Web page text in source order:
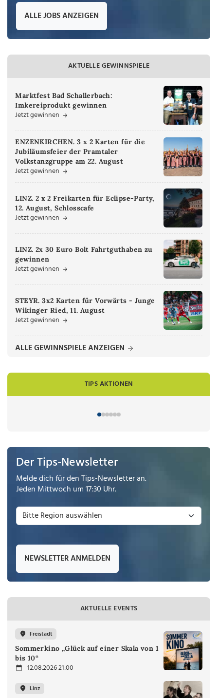
ALLE JOBS ANZEIGEN
AKTUELLE GEWINNSPIELE
Marktfest Bad Schallerbach:
Imkereiprodukt gewinnen
Jetzt gewinnen
ENZENKIRCHEN. 3 x 2 Karten für die
Jubiläumsfeier der Pramtaler
Volkstanzgruppe am 22. August
Jetzt gewinnen
LINZ. 2 x 2 Freikarten für Eclipse-Party,
12. August, Schlosscafe
Jetzt gewinnen
LINZ. 2x 30 Euro Bolt Fahrtguthaben zu
gewinnen
Jetzt gewinnen
STEYR. 3x2 Karten für Vorwärts - Junge
Wikinger Ried, 11. August
Jetzt gewinnen
ALLE GEWINNSPIELE ANZEIGEN
TIPS AKTIONEN
Der Tips-Newsletter
Melde dich für den Tips-Newsletter an.
Jeden Mittwoch um 17:30 Uhr.
NEWSLETTER ANMELDEN
AKTUELLE EVENTS
Freistadt
Sommerkino „Glück auf einer Skala von 1
bis 10“
12.08.2026 21:00
Linz